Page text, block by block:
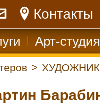
Контакты
Арт-студия
>